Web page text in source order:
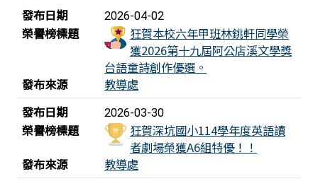
榮譽榜列表
發布日期 2026-04-02
榮譽榜標題
狂賀本校六年甲班林銚軒同學榮
獲2026第十九屆阿公店溪文學獎
台語童詩創作優選。
發布來源
教導處
發布日期
2026-03-30
榮譽榜標題
狂賀深坑國小114學年度英語讀
者劇場榮獲A6組特優！！
發布來源
教導處